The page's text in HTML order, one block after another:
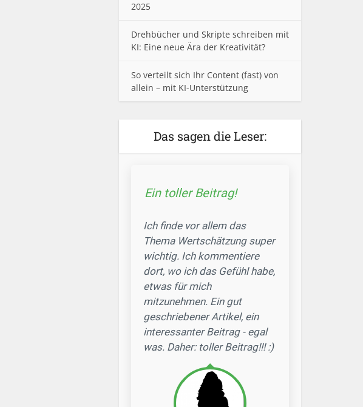
2025
Drehbücher und Skripte schreiben mit
KI: Eine neue Ära der Kreativität?
So verteilt sich Ihr Content (fast) von
allein – mit KI-Unterstützung
Das sagen die Leser:
Ein toller Beitrag!
Ich finde vor allem das
Thema Wertschätzung super
wichtig. Ich kommentiere
dort, wo ich das Gefühl habe,
etwas für mich
mitzunehmen. Ein gut
geschriebener Artikel, ein
interessanter Beitrag - egal
was. Daher: toller Beitrag!!! :)